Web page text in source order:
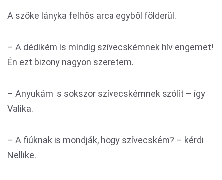
A szőke lányka felhős arca egyből földerül.
– A dédikém is mindig szívecskémnek hív engemet!
Én ezt bizony nagyon szeretem.
– Anyukám is sokszor szívecskémnek szólít – így
Valika.
– A fiúknak is mondják, hogy szívecském? – kérdi
Nellike.